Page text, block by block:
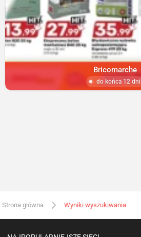
Bricomarche
do końca 12 dni
Strona główna Wyniki wyszukiwania